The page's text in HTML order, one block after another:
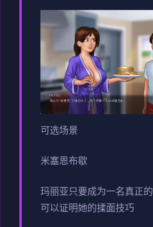
可选场景
米塞恩布歇
玛丽亚只要成为一名真正
可以证明她的揉面技巧